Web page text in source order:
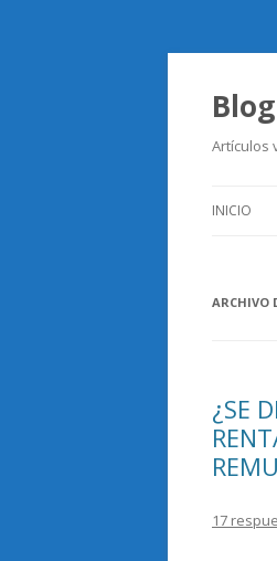
Artículos
INICIO
ARCHIVO
¿SE
17